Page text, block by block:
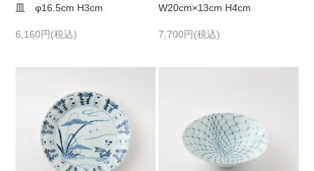
皿 φ16.5cm H3cm
6,160円(税込)
W20cm×13cm H4cm
7,700円(税込)